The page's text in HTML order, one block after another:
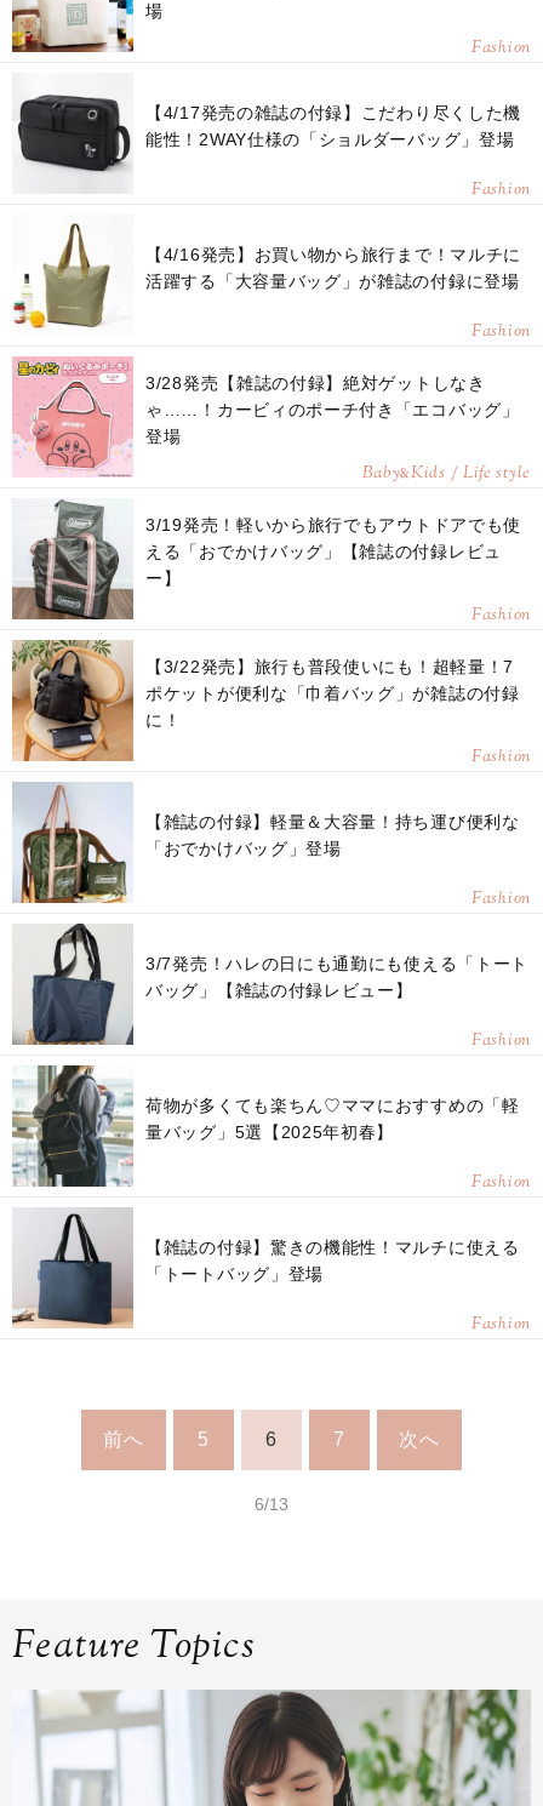
場
Fashion
【4/17発売の雑誌の付録】こだわり尽くした機
能性！2WAY仕様の「ショルダーバッグ」登場
Fashion
【4/16発売】お買い物から旅行まで！マルチに
活躍する「大容量バッグ」が雑誌の付録に登場
Fashion
3/28発売【雑誌の付録】絶対ゲットしなき
ゃ……！カービィのポーチ付き「エコバッグ」
登場
Baby&Kids / Life style
3/19発売！軽いから旅行でもアウトドアでも使
える「おでかけバッグ」【雑誌の付録レビュ
ー】
Fashion
【3/22発売】旅行も普段使いにも！超軽量！7
ポケットが便利な「巾着バッグ」が雑誌の付録
に！
Fashion
【雑誌の付録】軽量＆大容量！持ち運び便利な
「おでかけバッグ」登場
Fashion
3/7発売！ハレの日にも通勤にも使える「トート
バッグ」【雑誌の付録レビュー】
Fashion
荷物が多くても楽ちん♡ママにおすすめの「軽
量バッグ」5選【2025年初春】
Fashion
【雑誌の付録】驚きの機能性！マルチに使える
「トートバッグ」登場
Fashion
前へ 5 6 7 次へ
6/13
Feature Topics